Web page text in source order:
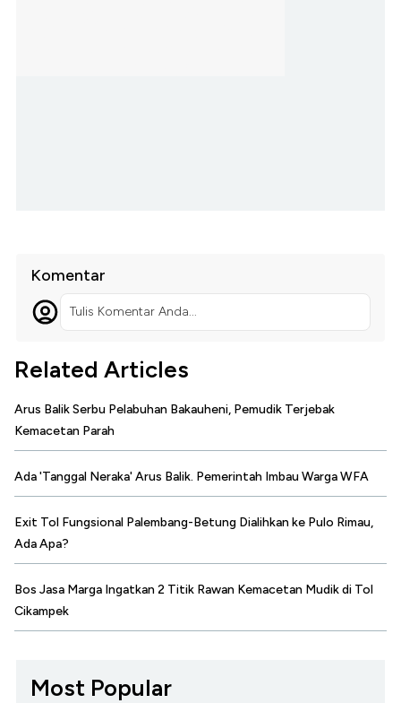
Komentar
Tulis Komentar Anda...
Related Articles
Arus Balik Serbu Pelabuhan Bakauheni, Pemudik Terjebak
Kemacetan Parah
Ada 'Tanggal Neraka' Arus Balik. Pemerintah Imbau Warga WFA
Exit Tol Fungsional Palembang-Betung Dialihkan ke Pulo Rimau,
Ada Apa?
Bos Jasa Marga Ingatkan 2 Titik Rawan Kemacetan Mudik di Tol
Cikampek
Most Popular